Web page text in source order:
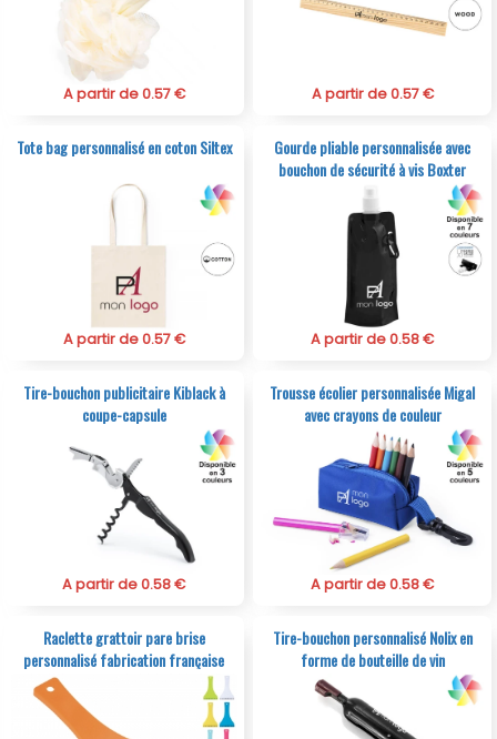
A partir de 0.57 € A partir de 0.57 €
Tote bag personnalisé en coton Siltex
A partir de 0.57 €
Gourde pliable personnalisée avec
bouchon de sécurité à vis Boxter
A partir de 0.58 €
Tire-bouchon publicitaire Kiblack à
coupe-capsule
A partir de 0.58 €
Trousse écolier personnalisée Migal
avec crayons de couleur
A partir de 0.58 €
Raclette grattoir pare brise
personnalisé fabrication française
Tire-bouchon personnalisé Nolix en
forme de bouteille de vin